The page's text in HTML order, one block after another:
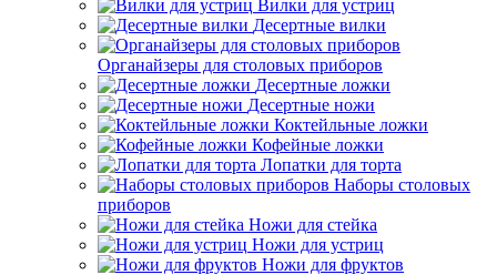
Вилки для устриц
Десертные вилки
Органайзеры для столовых приборов
Десертные ложки
Десертные ножи
Коктейльные ложки
Кофейные ложки
Лопатки для торта
Наборы столовых
приборов
Ножи для стейка
Ножи для устриц
Ножи для фруктов